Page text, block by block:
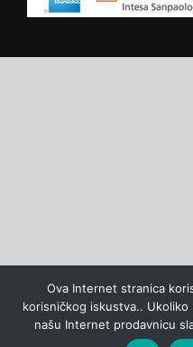
Ova Internet stranica
korisničkog iskustva..
našu Internet prodavnicu